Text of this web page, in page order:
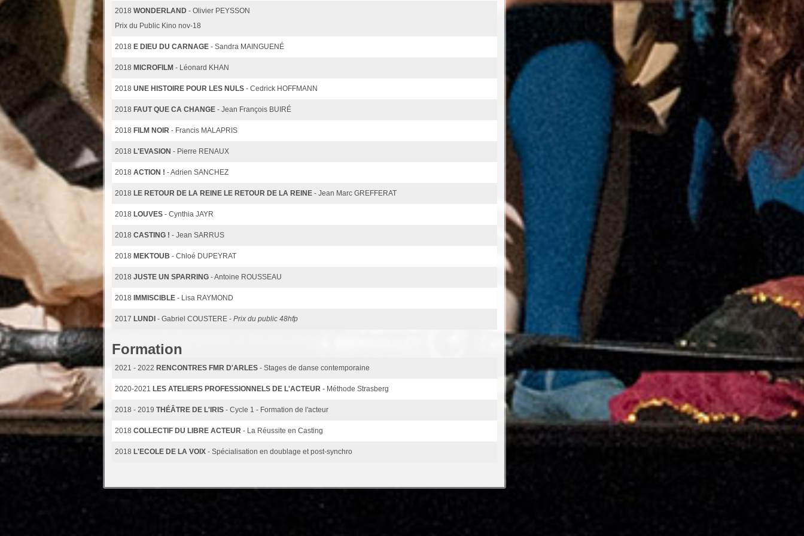
2018 WONDERLAND - Olivier PEYSSON
Prix du Public Kino nov-18
2018 E DIEU DU CARNAGE - Sandra MAINGUENÉ
2018 MICROFILM - Léonard KHAN
2018 UNE HISTOIRE POUR LES NULS - Cedrick HOFFMANN
2018 FAUT QUE CA CHANGE - Jean François BUIRÉ
2018 FILM NOIR - Francis MALAPRIS
2018 L'EVASION - Pierre RENAUX
2018 ACTION ! - Adrien SANCHEZ
2018 LE RETOUR DE LA REINE LE RETOUR DE LA REINE - Jean Marc GREFFERAT
2018 LOUVES - Cynthia JAYR
2018 CASTING ! - Jean SARRUS
2018 MEKTOUB - Chloé DUPEYRAT
2018 JUSTE UN SPARRING - Antoine ROUSSEAU
2018 IMMISCIBLE - Lisa RAYMOND
2017 LUNDI - Gabriel COUSTERE - Prix du public 48hfp
Formation
2021 - 2022 RENCONTRES FMR D'ARLES - Stages de danse contemporaine
2020-2021 LES ATELIERS PROFESSIONNELS DE L'ACTEUR - Méthode Strasberg
2018 - 2019 THÉÂTRE DE L'IRIS - Cycle 1 - Formation de l'acteur
2018 COLLECTIF DU LIBRE ACTEUR - La Réussite en Casting
2018 L'ECOLE DE LA VOIX - Spécialisation en doublage et post-synchro